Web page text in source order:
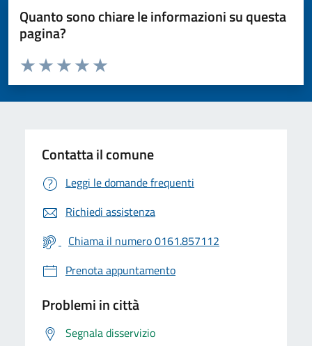
Quanto sono chiare le informazioni su questa
pagina?
Valuta da 1 a 5 stelle la pagina
Valuta 5 stelle su 5
Valuta 4 stelle su 5
Valuta 3 stelle su 5
Valuta 2 stelle su 5
Valuta 1 stelle su 5
Contatta il comune
Leggi le domande frequenti
Richiedi assistenza
Chiama il numero 0161.857112
Prenota appuntamento
Problemi in città
Segnala disservizio